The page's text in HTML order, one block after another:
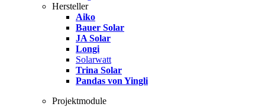
Hersteller
Aiko
Bauer Solar
JA Solar
Longi
Solarwatt
Trina Solar
Pandas von Yingli
Projektmodule